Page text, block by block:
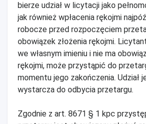
bierze udział w licytacji jako
jak również wpłacenia rękojmi
robocze przed rozpoczęciem
obowiązek złożenia rękojmi.
we własnym imieniu i nie ma
rękojmi, może przystąpić do
momentu jego zakończenia. Udział
wystarcza do odbycia przetargu.
Zgodnie z art. 8671 § 1 kpc